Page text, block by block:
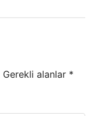
Gerekli alanlar *